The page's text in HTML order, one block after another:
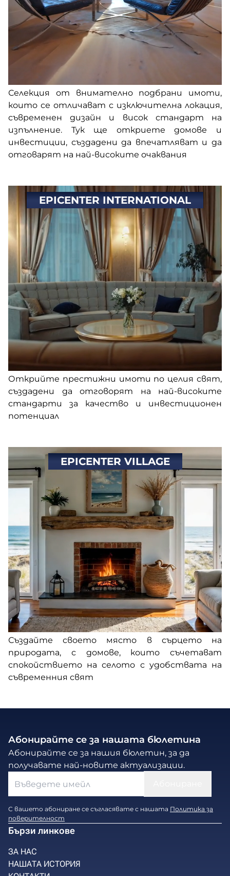
Селекция от внимателно подбрани имоти,
които се отличават с изключителна локация,
съвременен дизайн и висок стандарт на
изпълнение. Тук ще откриете домове и
инвестиции, създадени да впечатляват и да
отговарят на най-високите очаквания
EPICENTER INTERNATIONAL
Открийте престижни имоти по целия свят,
създадени да отговорят на най-високите
стандарти за качество и инвестиционен
потенциал
EPICENTER VILLAGE
Създайте своето място в сърцето на
природата, с домове, които съчетават
спокойствието на селото с удобствата на
съвременния свят
Абонирайте се за нашата бюлетина
Абонирайте се за нашия бюлетин, за да
получавате най-новите актуализации.
С вашето абониране се съгласявате с нашата Политика за
поверителност
Бързи линкове
ЗА НАС
НАШАТА ИСТОРИЯ